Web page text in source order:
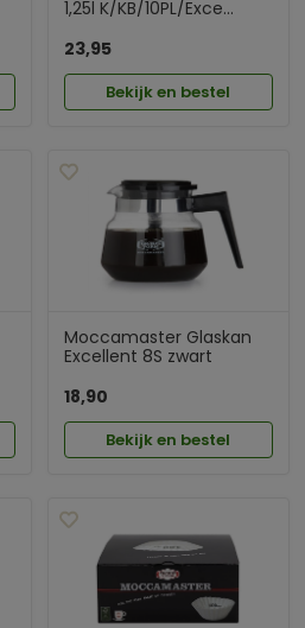
1,25l K/KB/10PL/Exce...
23,95
Bekijk en bestel
Moccamaster Glaskan
Excellent 8S zwart
18,90
Bekijk en bestel